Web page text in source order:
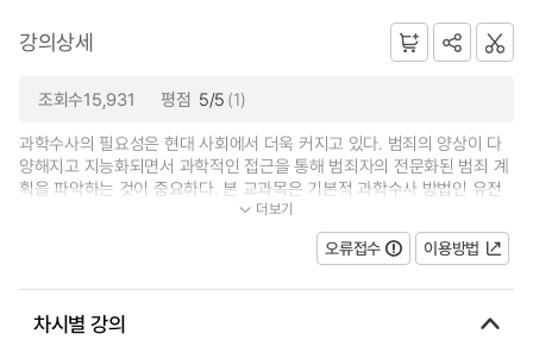
강의상세
조회수15,931 평점 5/5 (1)
과학수사의 필요성은 현대 사회에서 더욱 커지고 있다. 범죄의 양상이 다
양해지고 지능화되면서 과학적인 접근을 통해 범죄자의 전문화된 범죄 계
획을 파악하는 것이 중요하다. 본 교과목은 기본적 과학수사 방법인 유전
자분석, 법최면, 영상분석, 미세증... 더보기
오류접수 이용방법
차시별 강의